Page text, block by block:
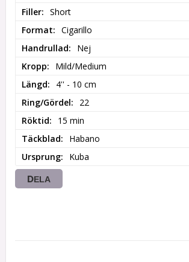
Filler
Short
Format
Cigarillo
Handrullad
Nej
Kropp
Mild/Medium
Längd
4'' - 10 cm
Ring/Gördel
22
Röktid
15 min
Täckblad
Habano
Ursprung
Kuba
DELA